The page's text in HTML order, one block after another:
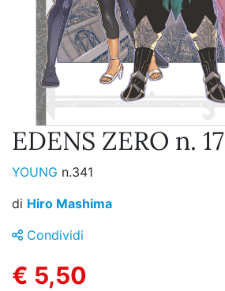
EDENS ZERO n. 17
YOUNG n.341
di Hiro Mashima
Condividi
€ 5,50